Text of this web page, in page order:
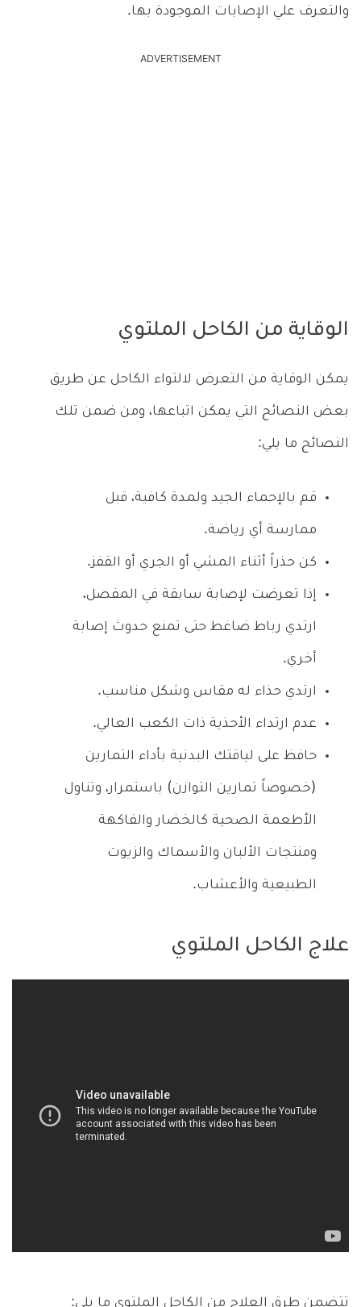
والتعرف علي الإصابات الموجودة بها.
ADVERTISEMENT
الوقاية من الكاحل الملتوي
يمكن الوقاية من التعرض لالتواء الكاحل عن طريق
بعض النصائح التي يمكن اتباعها، ومن ضمن تلك
النصائح ما يلي:
قم بالإحماء الجيد ولمدة كافية، قبل
ممارسة أي رياضة.
كن حذراً أثناء المشي أو الجري أو القفز.
إذا تعرضت لإصابة سابقة في المفصل،
ارتدي رباط ضاغط حتى تمنع حدوث إصابة
أخري.
ارتدي حذاء له مقاس وشكل مناسب.
عدم ارتداء الأحذية ذات الكعب العالي.
حافظ على لياقتك البدنية بأداء التمارين
(خصوصاً تمارين التوازن) باستمرار، وتناول
الأطعمة الصحية كالخضار والفاكهة
ومنتجات الألبان والأسماك والزيوت
الطبيعية والأعشاب.
علاج الكاحل الملتوي
تتضمن طرق العلاج من الكاحل الملتوي ما يلي: